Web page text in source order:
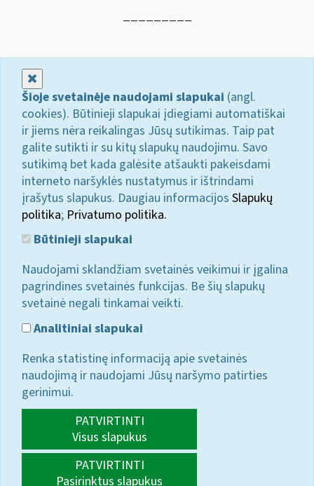
Šioje svetainėje naudojami slapukai (angl.
cookies). Būtinieji slapukai įdiegiami automatiškai
ir jiems nėra reikalingas Jūsų sutikimas. Taip pat
galite sutikti ir su kitų slapukų naudojimu. Savo
sutikimą bet kada galėsite atšaukti pakeisdami
interneto naršyklės nustatymus ir ištrindami
įrašytus slapukus. Daugiau informacijos Slapukų
politika; Privatumo politika.
Būtinieji slapukai
Naudojami sklandžiam svetainės veikimui ir įgalina
pagrindines svetainės funkcijas. Be šių slapukų
svetainė negali tinkamai veikti.
Analitiniai slapukai
Renka statistinę informaciją apie svetainės
naudojimą ir naudojami Jūsų naršymo patirties
gerinimui.
PATVIRTINTI
Visus slapukus
PATVIRTINTI
Pasirinktus slapukus